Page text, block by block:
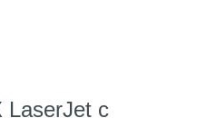
LaserJet с